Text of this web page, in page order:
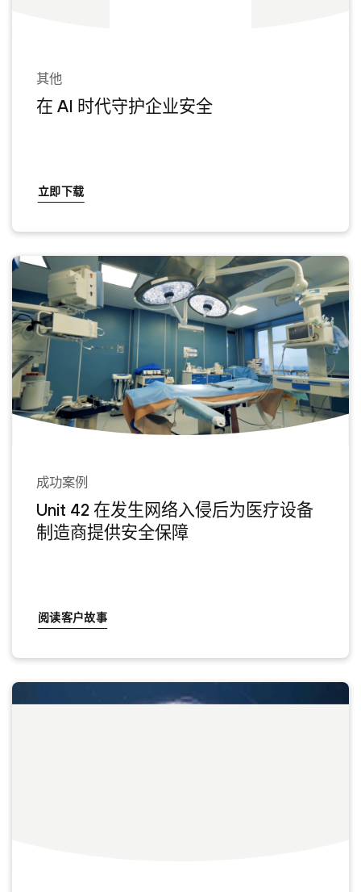
其他
在 AI 时代守护企业安全
立即下载
成功案例
Unit 42 在发生网络入侵后为医疗设备
制造商提供安全保障
阅读客户故事